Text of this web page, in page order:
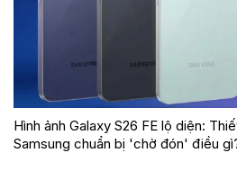
Hình ảnh Galaxy S26 FE lộ diện:
Samsung chuẩn bị 'chờ đón' điều